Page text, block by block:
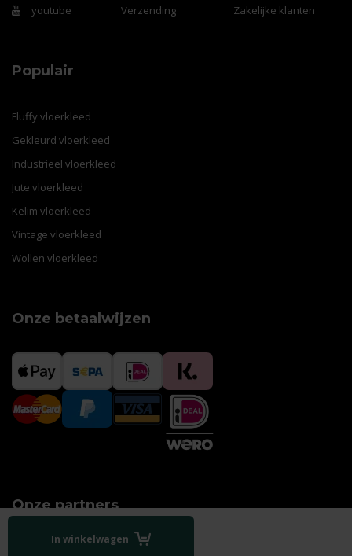
In winkelwagen
youtube
Verzending
Zakelijke klanten
Populair
Fluffy vloerkleed
Gekleurd vloerkleed
Industrieel vloerkleed
Jute vloerkleed
Kelim vloerkleed
Vintage vloerkleed
Wollen vloerkleed
Onze betaalwijzen
Onze partners